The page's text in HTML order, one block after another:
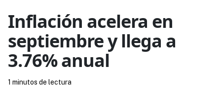
Inflación acelera en
septiembre y llega a
3.76% anual
1 minutos de lectura